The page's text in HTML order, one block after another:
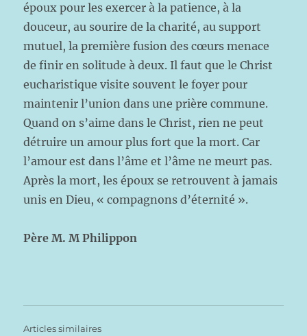
époux pour les exercer à la patience, à la
douceur, au sourire de la charité, au support
mutuel, la première fusion des cœurs menace
de finir en solitude à deux. Il faut que le Christ
eucharistique visite souvent le foyer pour
maintenir l’union dans une prière commune.
Quand on s’aime dans le Christ, rien ne peut
détruire un amour plus fort que la mort. Car
l’amour est dans l’âme et l’âme ne meurt pas.
Après la mort, les époux se retrouvent à jamais
unis en Dieu, « compagnons d’éternité ».
Père M. M Philippon
Articles similaires